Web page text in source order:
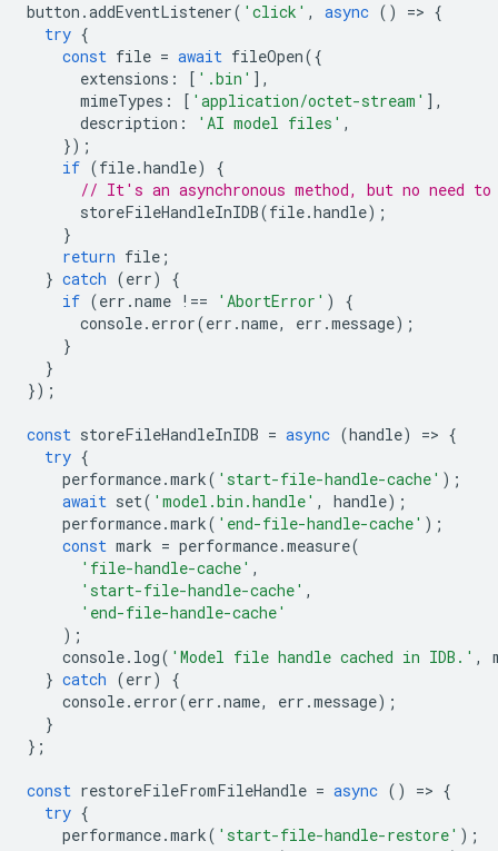
button .addEventListener( 'click' , async () => {
try {
const file = await fileOpen({
extensions : [ '.bin' ],
mimeTypes : [ 'application/octet-stream' ],
description : 'AI model files' ,
});
if (file.handle)
{
// It's an asynchronous method, but no need
storeFileHandleInIDB(file.handle);
}
return file ;
} catch (err)
{
if (err .name !== 'AbortError' )
{
console. error(err .name, err .message);
}
}
});
const storeFileHandleInIDB = async (handle) => {
try {
performance.mark( 'start-file-handle-cache' );
await set( 'model.bin.handle' , handle);
performance.mark( 'end-file-handle-cache' );
const mark = performance.measure(
'file-handle-cache' ,
'start-file-handle-cache' ,
'end-file-handle-cache'
);
console. log( 'Model file handle cached in IDB.' ,
} catch (err)
{
console. error(err .name, err .message);
}
};
const restoreFileFromFileHandle = async () => {
try {
performance.mark( 'start-file-handle-restore' );